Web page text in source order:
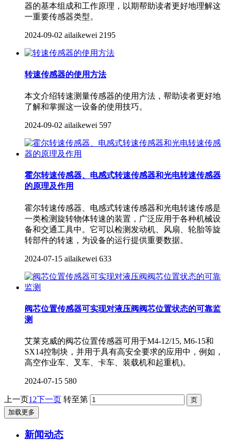
器的基本组成和工作原理，以期帮助读者更好地理解这
一重要传感器类型。
2024-09-02 ailaikewei 2195
转速传感器的使用方法
本文介绍转速测量传感器的使用方法，帮助读者更好地
了解和掌握这一设备的使用技巧。
2024-09-02 ailaikewei 597
霍尔转速传感器、电感式转速传感器和光电转速传感器
的原理及作用
霍尔转速传感器、电感式转速传感器和光电转速传感是
一类检测旋转物体转速的装置，广泛应用于各种机械设
备和交通工具中。它可以检测发动机、风扇、轮胎等旋
转部件的转速，为设备的运行提供重要数据。
2024-07-15 ailaikewei 633
阀芯位置传感器可实现对液压阀阀芯位置状态的可靠监
测
艾莱克威的阀芯位置传感器可用于M4-12/15, M6-15和
SX14控制块，并用于具有高安全要求的应用中，例如，
高空作业车、叉车、卡车、装载机和起重机)。
2024-07-15 580
上一页1 2下一页 转至第
加载更多
新闻动态